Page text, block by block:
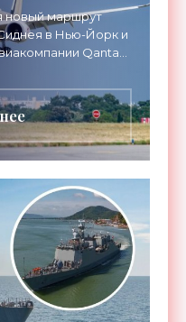
новый маршрут
в Нью-Йорк и
Qantas
до 24